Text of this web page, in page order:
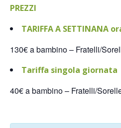
PREZZI
TARIFFA A SETTINANA
130€ a bambino – Fratelli/
Tariffa singola giornata
40€ a bambino – Fratelli/